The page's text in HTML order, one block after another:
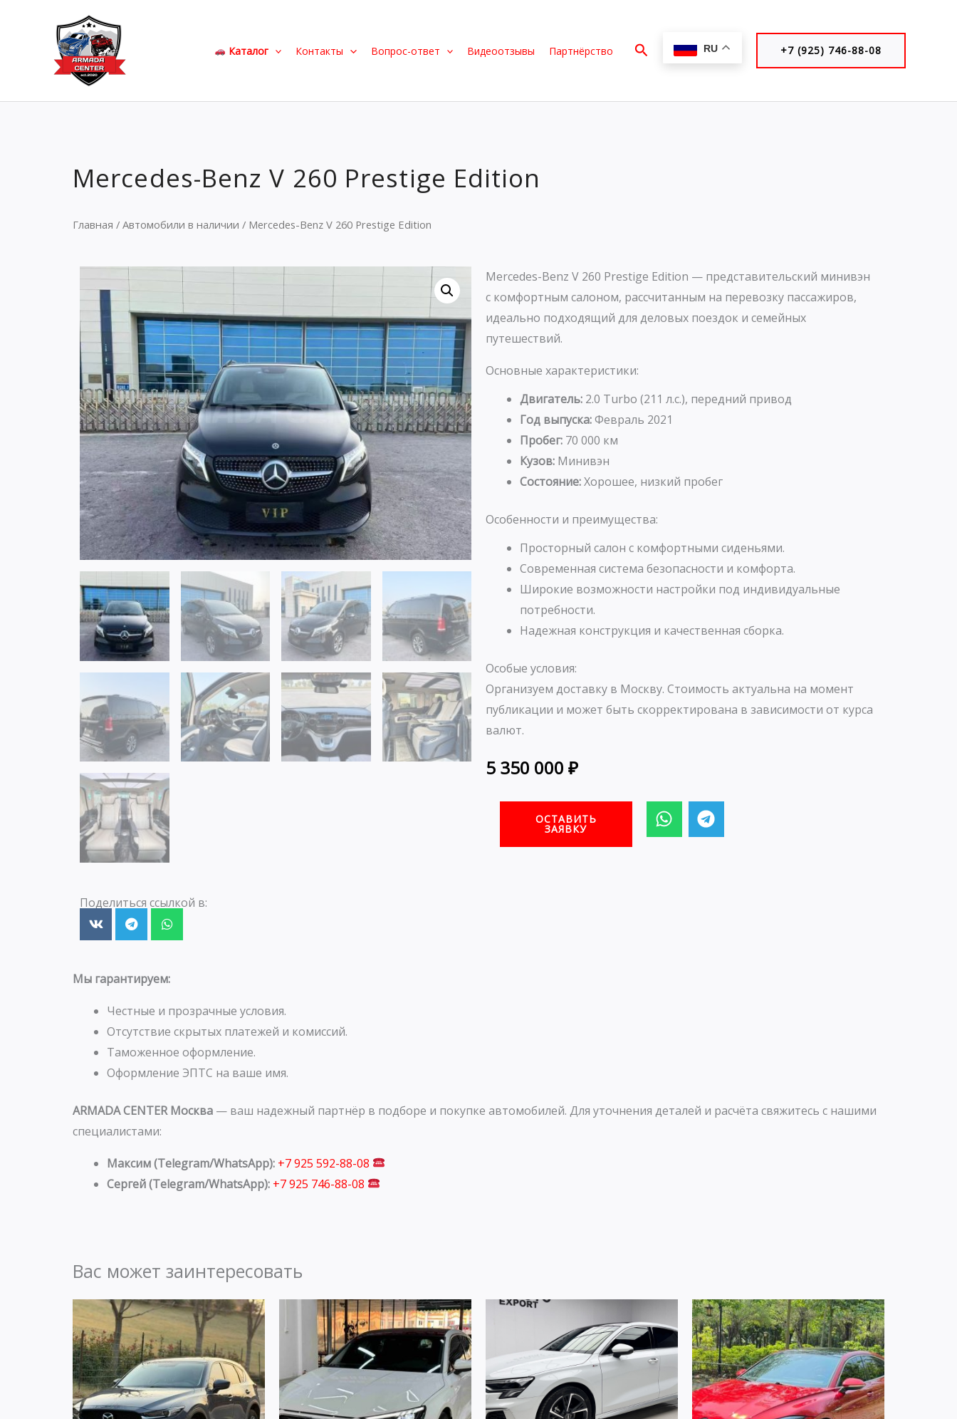
содержимому
Каталог Контакты Вопрос-ответ Видеоотзывы Партнёрство Поиск RU +7 (925) 746-88-08
Mercedes-Benz V 260 Prestige Edition
Главная / Автомобили в наличии / Mercedes-Benz V 260 Prestige Edition
Поделиться ссылкой в:
Mercedes-Benz V 260 Prestige Edition — представительский минивэн
с комфортным салоном, рассчитанным на перевозку пассажиров,
идеально подходящий для деловых поездок и семейных
путешествий.
Основные характеристики:
Двигатель: 2.0 Turbo (211 л.с.), передний привод
Год выпуска:Февраль 2021
Пробег: 70 000 км
Кузов: Минивэн
Состояние:Хорошее, низкий пробег
Особенности и преимущества:
Просторный салон с комфортными сиденьями.
Современная система безопасности и комфорта.
Широкие возможности настройки под индивидуальные
потребности.
Надежная конструкция и качественная сборка.
Особые условия:
Организуем доставку в Москву. Стоимость актуальна на момент
публикации и может быть скорректирована в зависимости от курса
валют.
5 350 000 ₽
ОСТАВИТЬ
ЗАЯВКУ
W
h
a
T
e
l
Мы гарантируем:
Честные и прозрачные условия.
Отсутствие скрытых платежей и комиссий.
Таможенное оформление.
Оформление ЭПТС на ваше имя.
ARMADA CENTER Москва — ваш надежный партнёр в подборе и покупке автомобилей. Для уточнения деталей и расчёта свяжитесь с нашими
специалистами:
Максим (Telegram/WhatsApp): +7 925 592-88-08
Сергей (Telegram/WhatsApp): +7 925 746-88-08
Вас может заинтересовать